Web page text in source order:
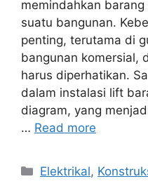
memindahkan
suatu bangunan.
penting, terutama di
bangunan komersial,
harus diperhatikan.
dalam instalasi lift
diagram, yang
… Read more
Categories
Elektrikal,